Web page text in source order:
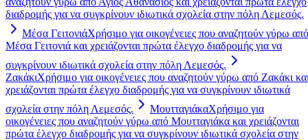
διαδρομής για να συγκρίνουν ιδιωτικά σχολεία στην πόλη Λεμεσός.
Μέσα ΓειτονιάΧρήσιμο για οικογένειες που αναζητούν γύρω από
Μέσα Γειτονιά και χρειάζονται πρώτα έλεγχο διαδρομής για να
συγκρίνουν ιδιωτικά σχολεία στην πόλη Λεμεσός.
ΖακάκιΧρήσιμο για οικογένειες που αναζητούν γύρω από Ζακάκι
χρειάζονται πρώτα έλεγχο διαδρομής για να συγκρίνουν ιδιωτικά
σχολεία στην πόλη Λεμεσός.
ΜουτταγιάκαΧρήσιμο για
οικογένειες που αναζητούν γύρω από Μουτταγιάκα και χρειάζονται
πρώτα έλεγχο διαδρομής για να συγκρίνουν ιδιωτικά σχολεία στην